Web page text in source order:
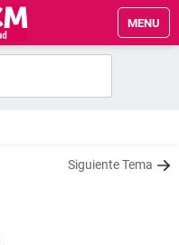
MENU
Siguiente Tema